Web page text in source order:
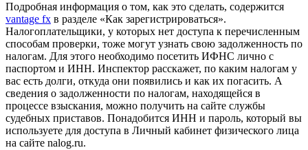
Подробная информация о том, как это сделать, содержится
vantage fx в разделе «Как зарегистрироваться».
Налогоплательщики, у которых нет доступа к перечисленным
способам проверки, тоже могут узнать свою задолженность по
налогам. Для этого необходимо посетить ИФНС лично с
паспортом и ИНН. Инспектор расскажет, по каким налогам у
вас есть долги, откуда они появились и как их погасить. А
сведения о задолженности по налогам, находящейся в
процессе взыскания, можно получить на сайте службы
судебных приставов. Понадобится ИНН и пароль, который вы
используете для доступа в Личный кабинет физического лица
на сайте nalog.ru.